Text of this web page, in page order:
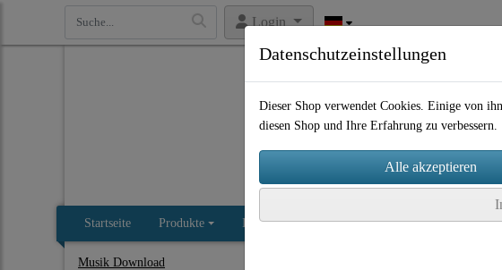
Login
Startseite Produkte Impressum AGB Kontakt
Musik Download
Datenschutzeinstellungen
Dieser Shop verwendet Cookies. Einige von
diesen Shop und Ihre Erfahrung zu verbessern.